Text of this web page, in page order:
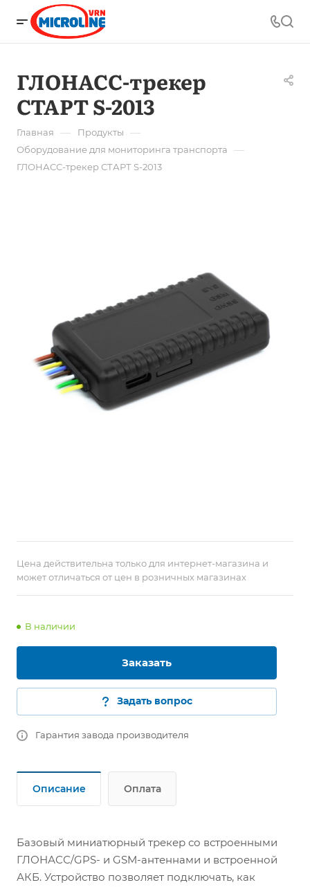
ГЛОНАСС-трекер
СТАРТ S-2013
Главная — Продукты —
Оборудование для мониторинга транспорта —
ГЛОНАСС-трекер СТАРТ S-2013
Цена действительна только для интернет-магазина и
может отличаться от цен в розничных магазинах
В наличии
Заказать
Задать вопрос
Гарантия завода производителя
Описание Оплата
Базовый миниатюрный трекер со встроенными
ГЛОНАСС/GPS- и GSM-антеннами и встроенной
АКБ. Устройство позволяет подключать, как